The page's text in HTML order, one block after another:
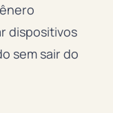
dispositivos
sem sair do